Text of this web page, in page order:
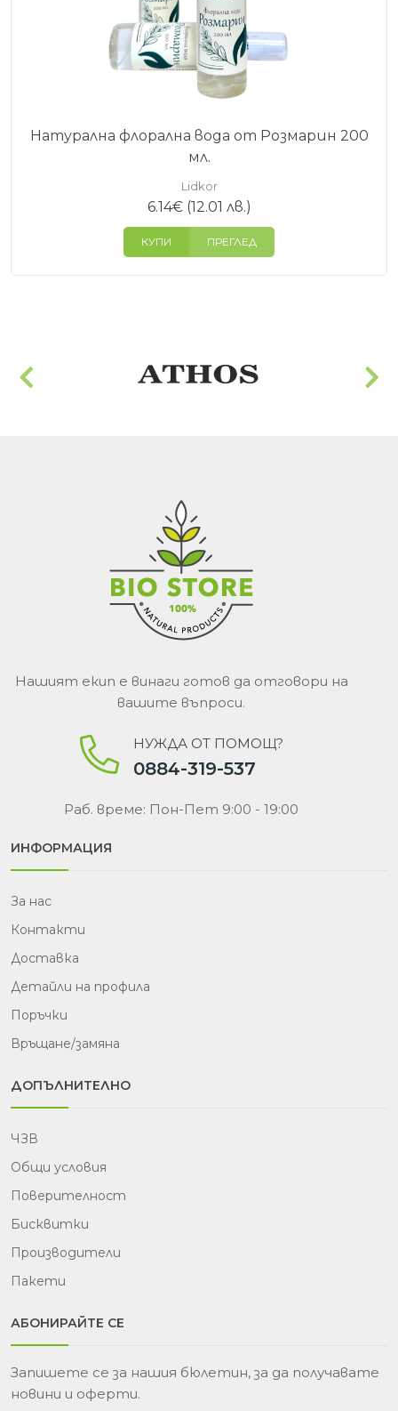
Натурална флорална вода от Розмарин 200
мл.
Lidkor
6.14€(12.01 лв.)
КУПИ ПРЕГЛЕД
Нашият екип е винаги готов да отговори на
вашите въпроси.
НУЖДА ОТ ПОМОЩ?
0884-319-537
Раб. време: Пон-Пет 9:00 - 19:00
ИНФОРМАЦИЯ
За нас
Контакти
Доставка
Детайли на профила
Поръчки
Връщане/замяна
ДОПЪЛНИТЕЛНО
ЧЗВ
Общи условия
Поверителност
Бисквитки
Производители
Пакети
АБОНИРАЙТЕ СЕ
Запишете се за нашия бюлетин, за да получавате
новини и оферти.